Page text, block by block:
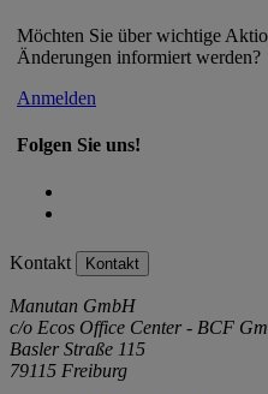
Möchten Sie über wichtige
Änderungen informiert werden?
Anmelden
Folgen Sie uns!
Kontakt Kontakt
Manutan GmbH
c/o Ecos Office Center - BCF
Basler Straße 115
79115 Freiburg